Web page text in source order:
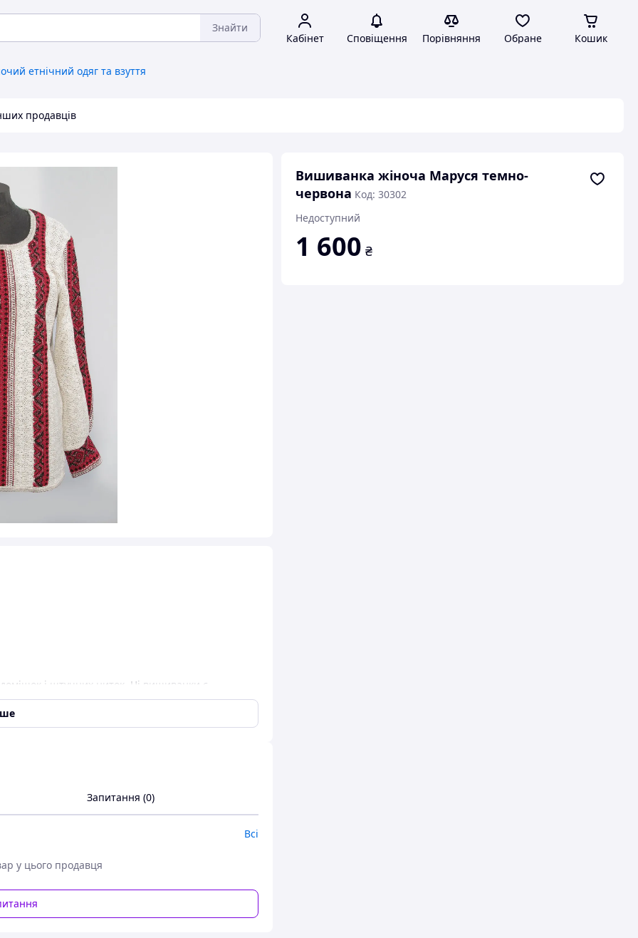
Знайти
Кабінет Сповіщення Порівняння Обране Кошик
етнічний одяг та взуття
продавців
Вишиванка жіноча Маруся темно-
червона Код: 30302
Недоступний
1 600 ₴
і штучних ниток. Ці вишиванки є
по всій Україні. Наші вироби є свого роду
торгівлю відбувається як гуртом, так і в
домішок і штучних ниток. Дані вишиванки
від виробника. Тому торгівля відбувається
Запитання (0)
Всі
у цього продавця